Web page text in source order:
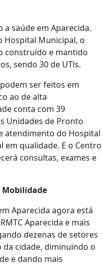
saúde em Aparecida.
Hospital Municipal, o
construído e mantido
sendo 30 de UTls.
ser feitos em
ao de alta
conta com 39
Unidades de Pronto
atendimento do Hospital
em qualidade. E o Centro
consultas, exames e
Aparecida agora está
Aparecida e mais
dezenas de setores
cidade, diminuindo o
e dando mais